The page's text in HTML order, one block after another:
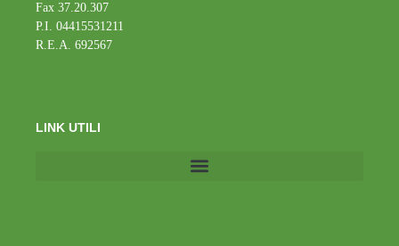
Fax 37.20.307
P.I. 04415531211
R.E.A. 692567
LINK UTILI